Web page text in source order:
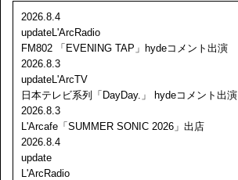
2026.8.4
updateL'ArcRadio
FM802 「EVENING TAP」hydeコメント出演
2026.8.3
updateL'ArcTV
日本テレビ系列「DayDay.」 hydeコメント出演
2026.8.3
L'Arcafe「SUMMER SONIC 2026」出店
2026.8.4
update
L'ArcRadio